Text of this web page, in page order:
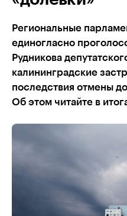
Региональные
единогласно
Рудникова
калининградские
последствия отмены
Об этом читайте в